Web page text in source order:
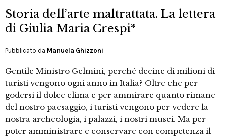
Storia dell’arte maltrattata. La lettera
di Giulia Maria Crespi*
Pubblicato da Manuela Ghizzoni
Gentile Ministro Gelmini, perché decine di milioni di
turisti vengono ogni anno in Italia? Oltre che per
godersi il dolce clima e per ammirare quanto rimane
del nostro paesaggio, i turisti vengono per vedere la
nostra archeologia, i palazzi, i nostri musei. Ma per
poter amministrare e conservare con competenza il